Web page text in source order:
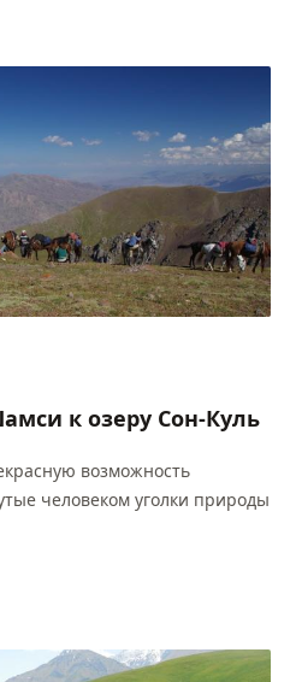
к озеру Сон-Куль
возможность
человеком уголки природы